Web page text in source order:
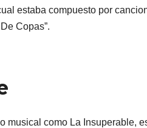
estaba compuesto por
Copas”.
musical como La Insuperable,